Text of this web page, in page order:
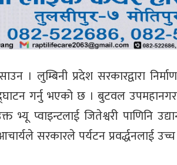
। लुम्बिनी प्रदेश सरकारद्वारा
गर्नु भएको छ । बुटवल
भ्यू प्वाइन्टलाई जितेश्वरी पाणिनि
सरकारले पर्यटन प्रवर्द्धनलाई